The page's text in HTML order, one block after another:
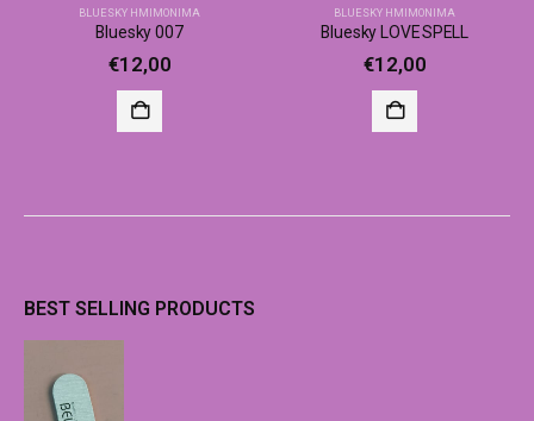
BLUESKY ΗΜΙΜΌΝΙΜΑ
Bluesky 007
€12,00
BLUESKY ΗΜΙΜΌΝΙΜΑ
Bluesky LOVE SPELL
€12,00
BEST SELLING PRODUCTS